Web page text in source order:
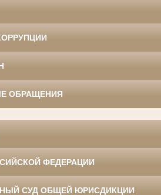
ОБРАЩЕНИЯ
ФЕДЕРАЦИИ
СУД ОБЩЕЙ ЮРИСДИКЦИИ